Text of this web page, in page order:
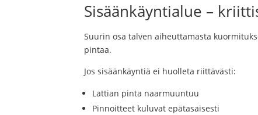
Sisäänkäyntialue –
Suurin osa talven aiheuttamasta
pintaa.
Jos sisäänkäyntiä ei huolleta riittävästi:
Lattian pinta naarmuuntuu
Pinnoitteet kuluvat epätasaisesti